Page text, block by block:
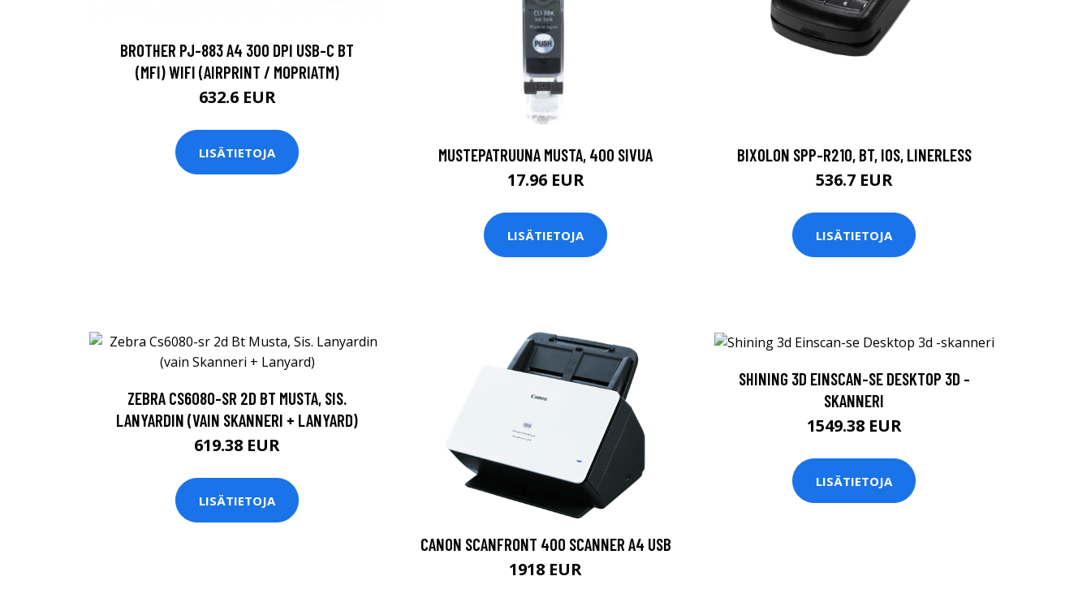
BROTHER PJ-883 A4 300 DPI USB-C BT
(MFI) WIFI (AIRPRINT / MOPRIATM)
632.6 EUR
LISÄTIETOJA MUSTEPATRUUNA MUSTA, 400 SIVUA
17.96 EUR
LISÄTIETOJA
BIXOLON SPP-R210, BT, IOS, LINERLESS
536.7 EUR
LISÄTIETOJA
ZEBRA CS6080-SR 2D BT MUSTA, SIS.
LANYARDIN (VAIN SKANNERI + LANYARD)
619.38 EUR
LISÄTIETOJA
CANON SCANFRONT 400 SCANNER A4 USB
1918 EUR
SHINING 3D EINSCAN-SE DESKTOP 3D -
SKANNERI
1549.38 EUR
LISÄTIETOJA